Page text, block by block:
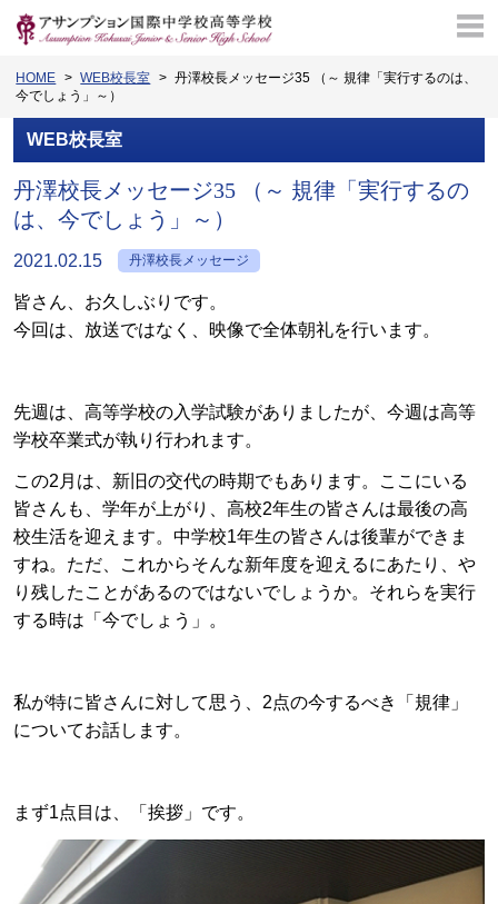
HOME WEB校長室
丹澤校長メッセージ35 （～ 規律「実行するのは、
今でしょう」～）
WEB校長室
丹澤校長メッセージ35 （～ 規律「実行するの
は、今でしょう」～）
2021.02.15 丹澤校長メッセージ
皆さん、お久しぶりです。
今回は、放送ではなく、映像で全体朝礼を行います。
先週は、高等学校の入学試験がありましたが、今週は高等
学校卒業式が執り行われます。
この2月は、新旧の交代の時期でもあります。ここにいる
皆さんも、学年が上がり、高校2年生の皆さんは最後の高
校生活を迎えます。中学校1年生の皆さんは後輩ができま
すね。ただ、これからそんな新年度を迎えるにあたり、や
り残したことがあるのではないでしょうか。それらを実行
する時は「今でしょう」。
私が特に皆さんに対して思う、2点の今するべき「規律」
についてお話します。
まず1点目は、「挨拶」です。